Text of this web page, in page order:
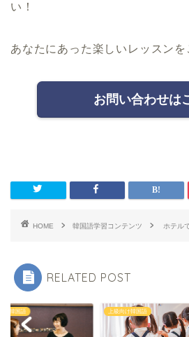
い！
あなたにあった楽しいレッスンを
お問い合わせは
HOME 韓国語学習コンテンツ ホテル
RELATED POST
け韓国語 上級向け韓国語